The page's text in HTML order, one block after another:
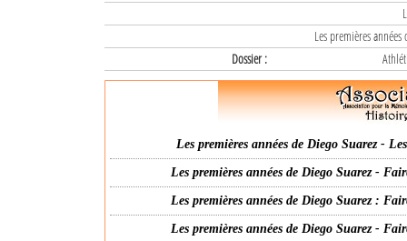
Les premières
Dossier :
Les premières années de Diego Suarez -
Les premières années de Diego Suarez -
Les premières années de Diego Suarez :
Les premières années de Diego Suarez -